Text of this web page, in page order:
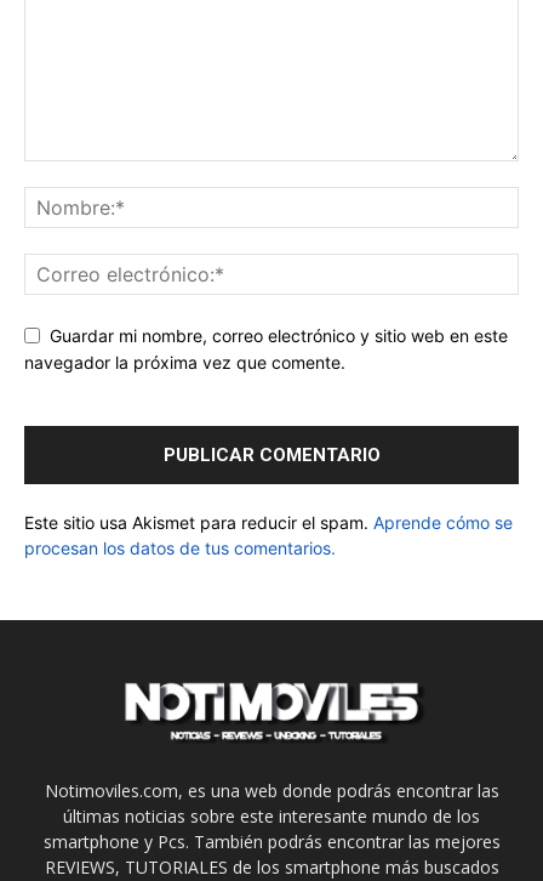
Guardar mi nombre, correo electrónico y sitio web en este
navegador la próxima vez que comente.
Este sitio usa Akismet para reducir el spam. Aprende cómo se
procesan los datos de tus comentarios.
Notimoviles.com, es una web donde podrás encontrar las
últimas noticias sobre este interesante mundo de los
smartphone y Pcs. También podrás encontrar las mejores
REVIEWS, TUTORIALES de los smartphone más buscados